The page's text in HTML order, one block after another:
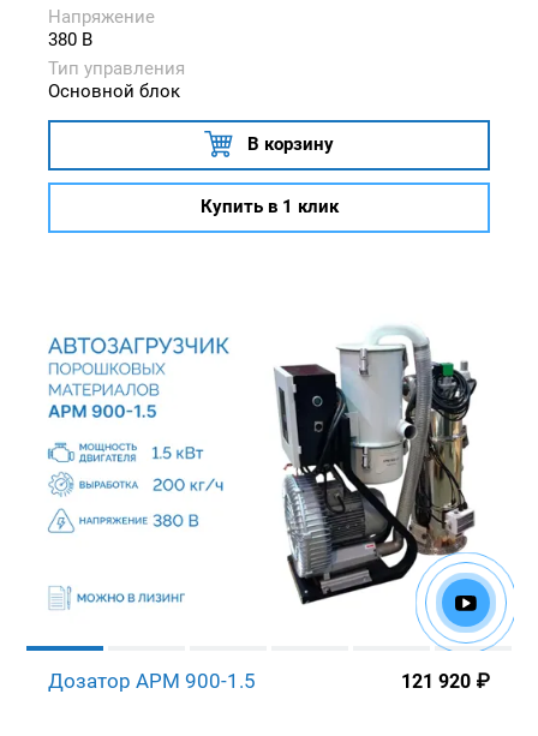
Напряжение
380 В
Тип управления
Основной блок
В корзину
Купить в 1 клик
Дозатор APM 900-1.5 121 920 ₽